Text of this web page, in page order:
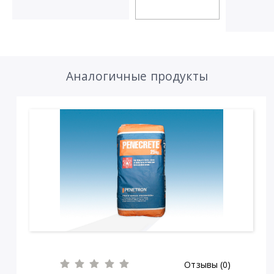
Аналогичные продукты
Отзывы (0)